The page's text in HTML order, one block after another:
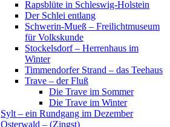
Rapsblüte in Schleswig-Holstein
Der Schlei entlang
Schwerin-Mueß – Freilichtmuseum
für Volkskunde
Stockelsdorf – Herrenhaus im
Winter
Timmendorfer Strand – das Teehaus
Trave – der Fluß
Die Trave im Sommer
Die Trave im Winter
Sylt – ein Rundgang im Dezember
Osterwald – (Zingst)